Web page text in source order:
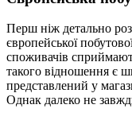
Перш ніж детально
європейської
споживачів
такого відношення є
представлений у
Однак далеко не